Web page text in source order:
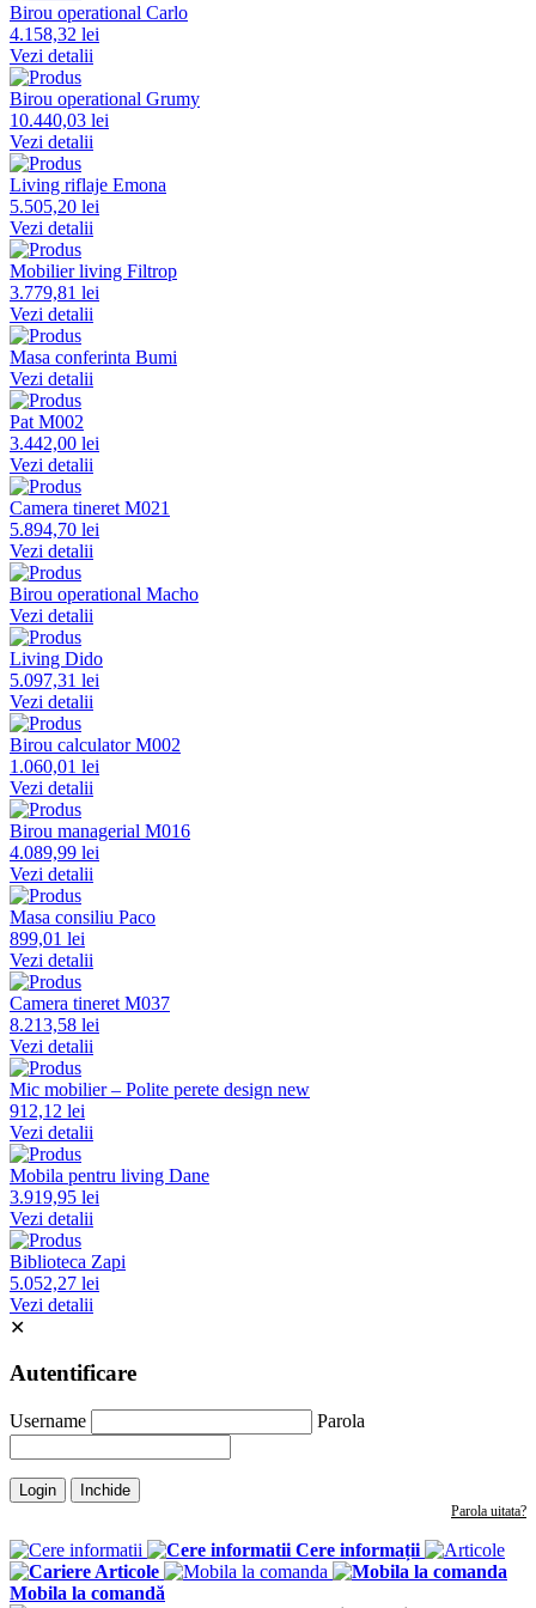
Birou operational Carlo
4.158,32 lei
Vezi detalii
Birou operational Grumy
10.440,03 lei
Vezi detalii
Living riflaje Emona
5.505,20 lei
Vezi detalii
Mobilier living Filtrop
3.779,81 lei
Vezi detalii
Masa conferinta Bumi
Vezi detalii
Pat M002
3.442,00 lei
Vezi detalii
Camera tineret M021
5.894,70 lei
Vezi detalii
Birou operational Macho
Vezi detalii
Living Dido
5.097,31 lei
Vezi detalii
Birou calculator M002
1.060,01 lei
Vezi detalii
Birou managerial M016
4.089,99 lei
Vezi detalii
Masa consiliu Paco
899,01 lei
Vezi detalii
Camera tineret M037
8.213,58 lei
Vezi detalii
Mic mobilier – Polite perete design new
912,12 lei
Vezi detalii
Mobila pentru living Dane
3.919,95 lei
Vezi detalii
Biblioteca Zapi
5.052,27 lei
Vezi detalii
✕
Autentificare
Username Parola
Login Inchide
Parola uitata?
Cere informații
Articole
Mobila la comandă